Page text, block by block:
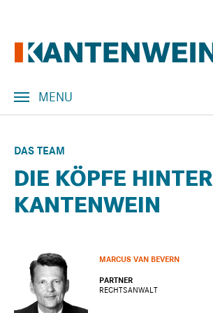
MENU
DAS TEAM
DIE KÖPFE HINTER
KANTENWEIN
MARCUS VAN BEVERN
PARTNER
RECHTSANWALT